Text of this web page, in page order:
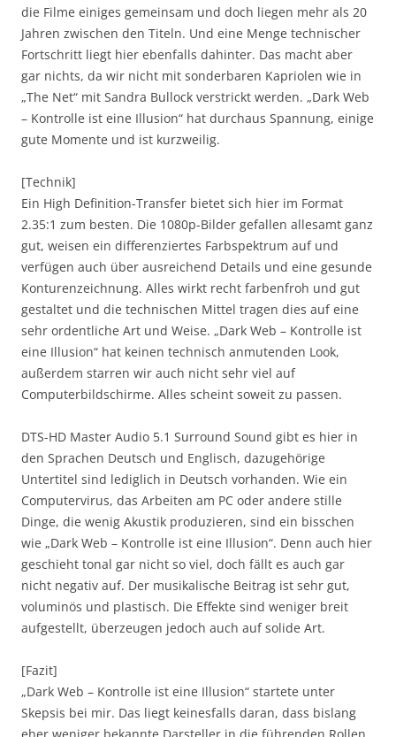
die Filme einiges gemeinsam und doch liegen mehr als 20
Jahren zwischen den Titeln. Und eine Menge technischer
Fortschritt liegt hier ebenfalls dahinter. Das macht aber
gar nichts, da wir nicht mit sonderbaren Kapriolen wie in
„The Net“ mit Sandra Bullock verstrickt werden. „Dark Web
– Kontrolle ist eine Illusion“ hat durchaus Spannung, einige
gute Momente und ist kurzweilig.
[Technik]
Ein High Definition-Transfer bietet sich hier im Format
2.35:1 zum besten. Die 1080p-Bilder gefallen allesamt ganz
gut, weisen ein differenziertes Farbspektrum auf und
verfügen auch über ausreichend Details und eine gesunde
Konturenzeichnung. Alles wirkt recht farbenfroh und gut
gestaltet und die technischen Mittel tragen dies auf eine
sehr ordentliche Art und Weise. „Dark Web – Kontrolle ist
eine Illusion“ hat keinen technisch anmutenden Look,
außerdem starren wir auch nicht sehr viel auf
Computerbildschirme. Alles scheint soweit zu passen.
DTS-HD Master Audio 5.1 Surround Sound gibt es hier in
den Sprachen Deutsch und Englisch, dazugehörige
Untertitel sind lediglich in Deutsch vorhanden. Wie ein
Computervirus, das Arbeiten am PC oder andere stille
Dinge, die wenig Akustik produzieren, sind ein bisschen
wie „Dark Web – Kontrolle ist eine Illusion“. Denn auch hier
geschieht tonal gar nicht so viel, doch fällt es auch gar
nicht negativ auf. Der musikalische Beitrag ist sehr gut,
voluminös und plastisch. Die Effekte sind weniger breit
aufgestellt, überzeugen jedoch auch auf solide Art.
[Fazit]
„Dark Web – Kontrolle ist eine Illusion“ startete unter
Skepsis bei mir. Das liegt keinesfalls daran, dass bislang